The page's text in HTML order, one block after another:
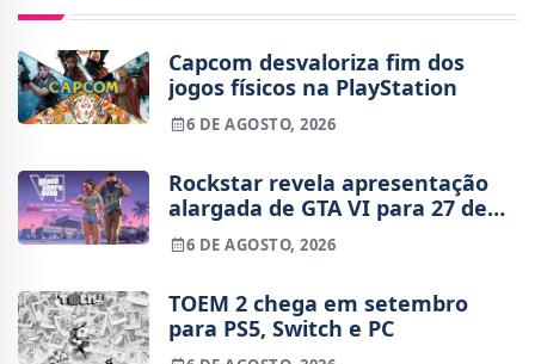
Capcom desvaloriza fim dos
jogos físicos na PlayStation
6 DE AGOSTO, 2026
Rockstar revela apresentação
alargada de GTA VI para 27 de
agosto
6 DE AGOSTO, 2026
TOEM 2 chega em setembro
para PS5, Switch e PC